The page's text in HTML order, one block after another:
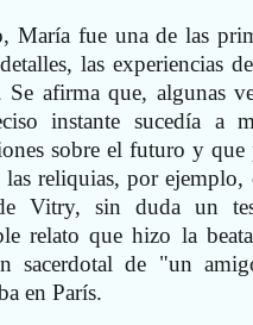
María fue una de las
las experiencias
Se afirma que, algunas
instante sucedía a
sobre el futuro y
las reliquias, por
Vitry, sin duda un
relato que hizo la
sacerdotal de "un
en París.